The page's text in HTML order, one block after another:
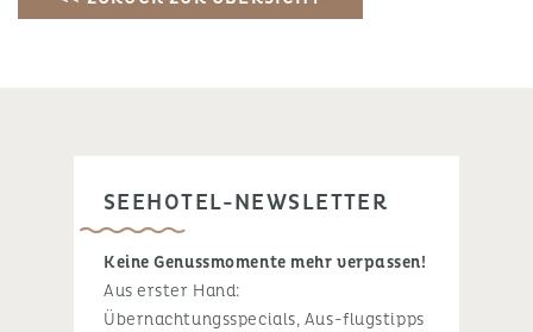
SEEHOTEL-NEWSLETTER
Keine Genussmomente mehr verpassen!
Aus erster Hand:
Übernachtungsspecials, Aus-flugstipps